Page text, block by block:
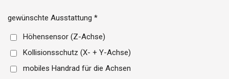
gewünschte Ausstattung *
Höhensensor (Z-Achse)
Kollisionsschutz (X- + Y-Achse)
mobiles Handrad für die Achsen